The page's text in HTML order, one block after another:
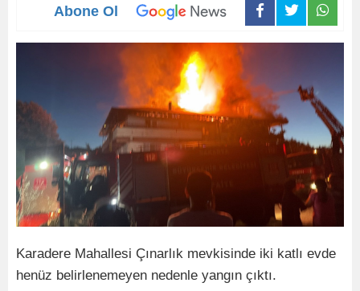
Abone Ol
Karadere Mahallesi Çınarlık mevkisinde iki katlı evde
henüz belirlenemeyen nedenle yangın çıktı.